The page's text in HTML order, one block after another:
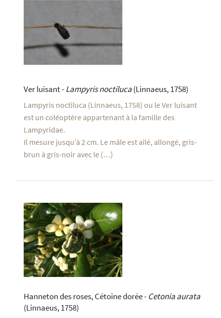
Ver luisant -Lampyris noctiluca(Linnaeus, 1758)
Lampyris noctiluca (Linnaeus, 1758) ou le Ver luisant
est un coléoptère appartenant à la famille des
Lampyridae.
Il mesure jusqu’à 2 cm. Le mâle est ailé, allongé, gris-
brun à gris-noir avec le (…)
Hanneton des roses, Cétoine dorée - Cetonia aurata
(Linnaeus, 1758)